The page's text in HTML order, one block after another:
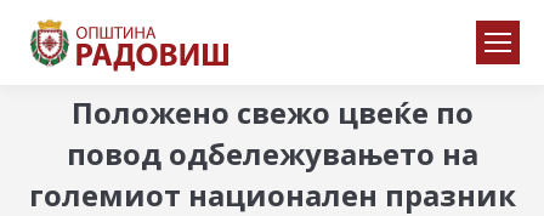
Положено свежо цвеќе по
повод одбележувањето на
големиот национален празник